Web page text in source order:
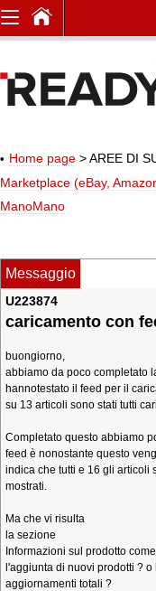
Home page > AREE DI
Marketplace (eBay,
ManoMano
Messaggio
U223874
caricamento con
buongiorno,
abbiamo da poco completato
hannotestato il feed per il
su 13 articoli sono stati tutti
Completato questo abbiamo
feed è nonostante questo
indica che tutti e 16 gli articoli
mostrati.
Ma che vi risulta
la sezione
Informazioni sul prodotto
l'aggiunta di nuovi prodotti ?
aggiornamenti totali ?